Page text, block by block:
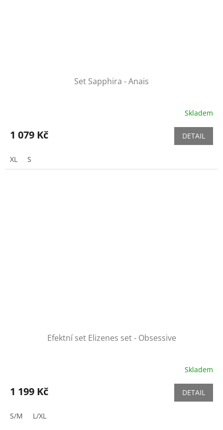
Set Sapphira - Anais
Skladem
1 079 Kč DETAIL
XL S
Efektní set Elizenes set - Obsessive
Skladem
1 199 Kč DETAIL
S/M L/XL